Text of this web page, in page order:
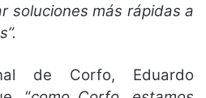
soluciones más rápidas a
de Corfo, Eduardo